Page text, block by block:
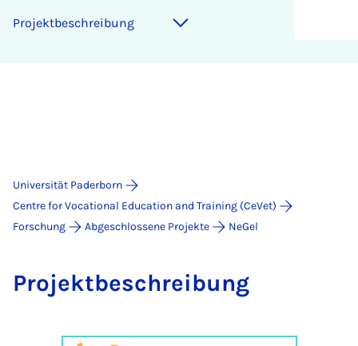
Pro­jekt­be­schrei­bung
Universität Paderborn
Centre for Vocational Education and Training (CeVet)
Forschung
Abgeschlossene Projekte NeGel
Pro­jekt­be­schrei­bung